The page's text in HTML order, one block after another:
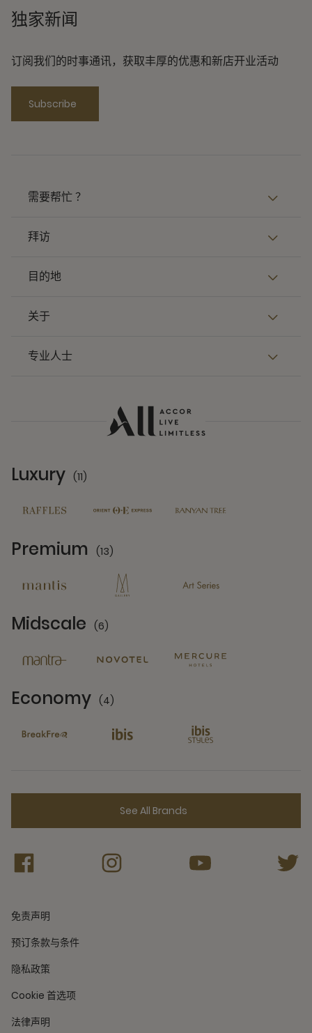
独家新闻
订阅我们的时事通讯，获取丰厚的优惠和新店开业活动
Subscribe
需要帮忙 ？
拜访
目的地
关于
专业人士
Luxury (11)
Premium (13)
Midscale (6)
Economy (4)
See All Brands
免责声明
预订条款与条件
隐私政策
Cookie 首选项
法律声明